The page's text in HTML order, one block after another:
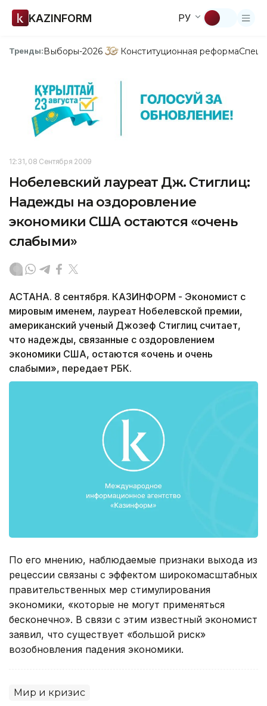
KAZINFORM РУ
Тренды:Выборы-2026 Конституционная реформа
12:31, 08 Сентября 2009
Нобелевский лауреат Дж. Стиглиц:
Надежды на оздоровление
экономики США остаются «очень
слабыми»
АСТАНА. 8 сентября. КАЗИНФОРМ - Экономист с
мировым именем, лауреат Нобелевской премии,
американский ученый Джозеф Стиглиц считает,
что надежды, связанные с оздоровлением
экономики США, остаются «очень и очень
слабыми», передает РБК.
По его мнению, наблюдаемые признаки выхода из
рецессии связаны с эффектом широкомасштабных
правительственных мер стимулирования
экономики, «которые не могут применяться
бесконечно». В связи с этим известный экономист
заявил, что существует «большой риск»
возобновления падения экономики.
Мир и кризис